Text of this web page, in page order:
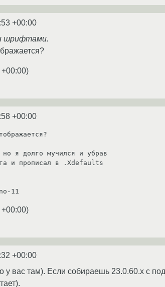
+00:00
шрифтами.
)
+00:00
я долго мучился и убрав
и прописал в .Xdefaults
)
+00:00
у вас там). Если собираешь 23.0.60.x c